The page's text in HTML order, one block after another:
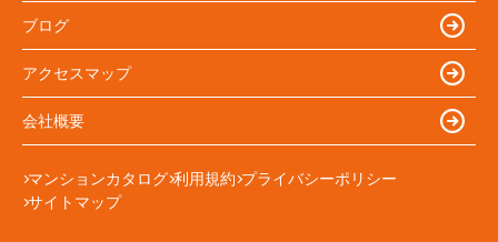
ブログ
アクセスマップ
会社概要
マンションカタログ 利用規約 プライバシーポリシー
サイトマップ